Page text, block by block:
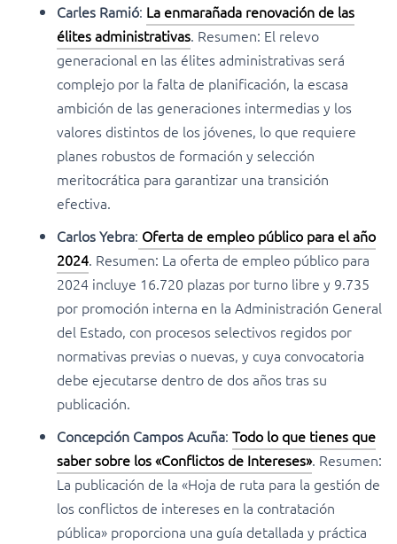
Carles Ramió: La enmarañada renovación de las
élites administrativas. Resumen: El relevo
generacional en las élites administrativas será
complejo por la falta de planificación, la escasa
ambición de las generaciones intermedias y los
valores distintos de los jóvenes, lo que requiere
planes robustos de formación y selección
meritocrática para garantizar una transición
efectiva.
Carlos Yebra: Oferta de empleo público para el año
2024. Resumen: La oferta de empleo público para
2024 incluye 16.720 plazas por turno libre y 9.735
por promoción interna en la Administración General
del Estado, con procesos selectivos regidos por
normativas previas o nuevas, y cuya convocatoria
debe ejecutarse dentro de dos años tras su
publicación.
Concepción Campos Acuña:Todo lo que tienes que
saber sobre los «Conflictos de Intereses». Resumen:
La publicación de la «Hoja de ruta para la gestión de
los conflictos de intereses en la contratación
pública» proporciona una guía detallada y práctica